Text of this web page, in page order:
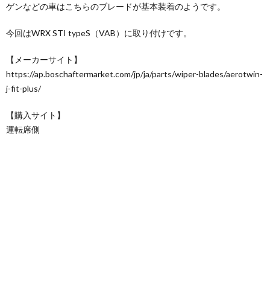
ゲンなどの車はこちらのブレードが基本装着のようです。
今回はWRX STI typeS（VAB）に取り付けです。
【メーカーサイト】
https://ap.boschaftermarket.com/jp/ja/parts/wiper-blades/aerotwin-
j-fit-plus/
【購入サイト】
運転席側